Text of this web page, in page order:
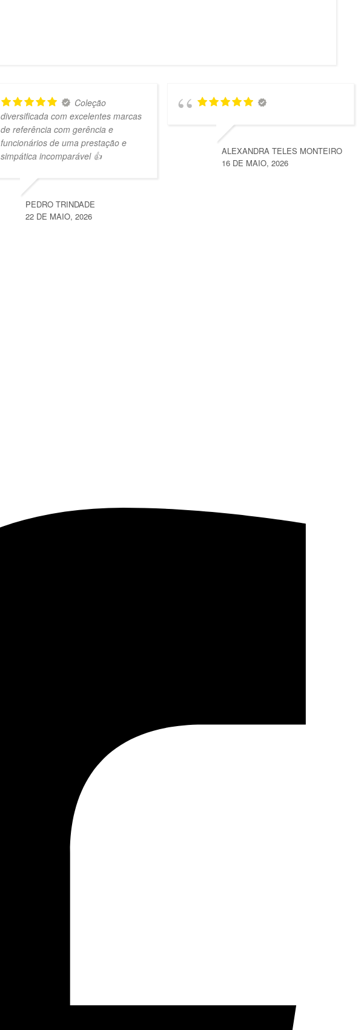
Coleção
diversificada com excelentes marcas
de referência com gerência e
funcionários de uma prestação e
simpática incomparável 👍
PEDRO TRINDADE
22 DE MAIO, 2026
ALEXANDRA TELES MONTEIRO
16 DE MAIO, 2026